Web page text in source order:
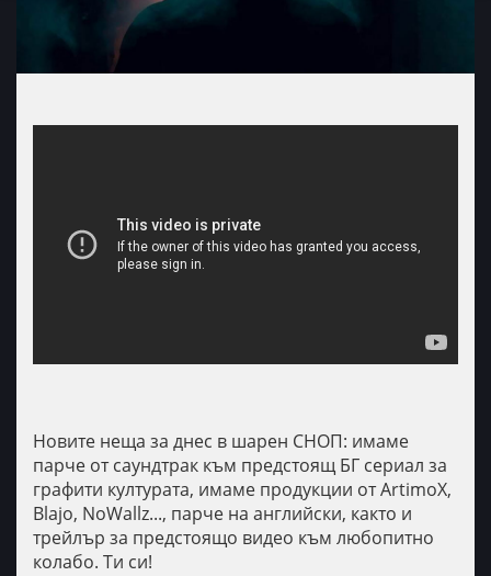
Новите неща за днес в шарен СНОП: имаме
парче от саундтрак към предстоящ БГ сериал за
графити културата, имаме продукции от ArtimoX,
Blajo, NoWallz..., парче на английски, както и
трейлър за предстоящо видео към любопитно
колабо. Ти си!